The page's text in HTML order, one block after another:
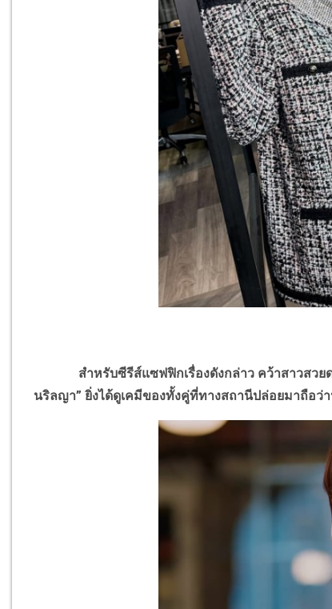
สำหรับซีรีส์แซฟฟิกเรื่องดังกล่าว คว้าสาวสวยดา
นริลญา” ยิ่งได้ดูเคมีของทั้งคู่ที่ทางสถานีปล่อยมาถือว่